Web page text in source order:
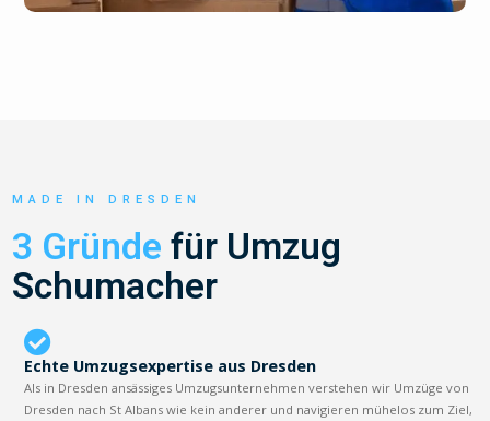
MADE IN DRESDEN
3 Gründe für Umzug
Schumacher
Echte Umzugsexpertise aus Dresden
Als in Dresden ansässiges Umzugsunternehmen verstehen wir Umzüge von
Dresden nach St Albans wie kein anderer und navigieren mühelos zum Ziel,